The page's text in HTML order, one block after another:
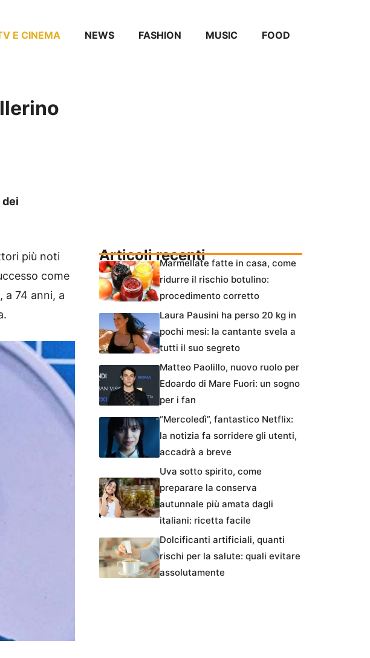
E CINEMA NEWS FASHION MUSIC FOOD
dei
più noti
come
a 74 anni, a
Articoli recentiMarmellate fatte in casa, come
ridurre il rischio botulino:
procedimento corretto
Laura Pausini ha perso 20 kg in
pochi mesi: la cantante svela a
tutti il suo segreto
Matteo Paolillo, nuovo ruolo per
Edoardo di Mare Fuori: un sogno
per i fan
“Mercoledì”, fantastico Netflix:
la notizia fa sorridere gli utenti,
accadrà a breve
Uva sotto spirito, come
preparare la conserva
autunnale più amata dagli
italiani: ricetta facile
Dolcificanti artificiali, quanti
rischi per la salute: quali evitare
assolutamente